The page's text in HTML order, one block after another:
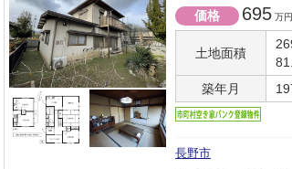
価格 695 万円
土地面積
築年月
長野市